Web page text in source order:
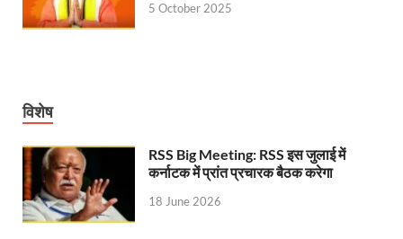
5 October 2025
विशेष
RSS Big Meeting: RSS इस जुलाई में
कर्नाटक में प्रांत प्रचारक बैठक करेगा
18 June 2026